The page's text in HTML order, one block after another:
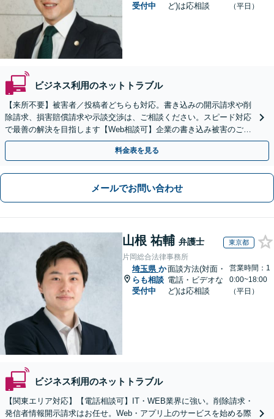
受付中
ど)は応相談
（平日）
ビジネス利用のネットトラブル
【来所不要】被害者／投稿者どちらも対応。書き込みの開示請求や削
除請求、損害賠償請求や示談交渉は、ご相談ください。スピード対応
で最善の解決を目指します【Web相談可】企業の書き込み被害のご相
談にも対応
料金表を見る
メールでお問い合わせ
山根 祐輔 弁護士 東京都
片岡総合法律事務所
埼玉県 か
らも相談
受付中
面談方法(対面・
電話・ビデオな
ど)は応相談
営業時間：1
0:00~18:00
（平日）
ビジネス利用のネットトラブル
【関東エリア対応】【電話相談可】IT・WEB業界に強い。削除請求・
発信者情報開示請求はお任せ。Web・アプリ上のサービスを始める際